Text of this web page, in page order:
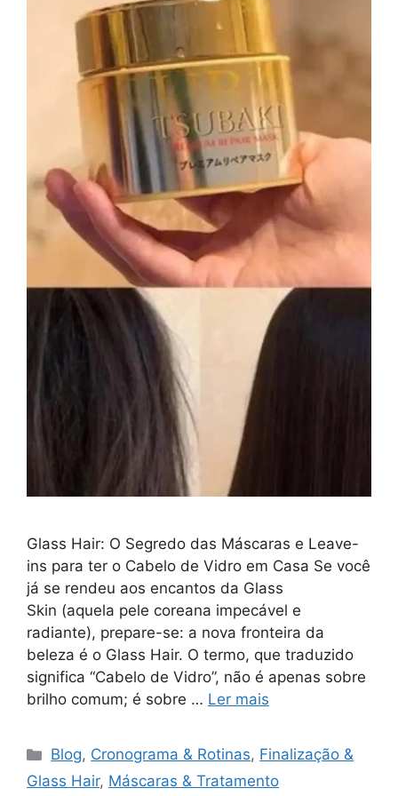
Glass Hair: O Segredo das Máscaras e Leave-
ins para ter o Cabelo de Vidro em Casa Se você
já se rendeu aos encantos da Glass
Skin (aquela pele coreana impecável e
radiante), prepare-se: a nova fronteira da
beleza é o Glass Hair. O termo, que traduzido
significa “Cabelo de Vidro”, não é apenas sobre
brilho comum; é sobre … Ler mais
Categorias
Blog, Cronograma & Rotinas, Finalização &
Glass Hair, Máscaras & Tratamento